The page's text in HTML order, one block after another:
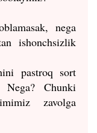
nega
ishonchsizlik
pastroq sort
Chunki
zavolga